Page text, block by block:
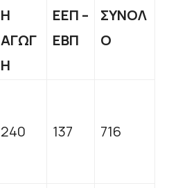
Η
ΑΓΩΓ
Η
ΕΕΠ –
ΕΒΠ
ΣΥΝΟΛ
Ο
240 137 716